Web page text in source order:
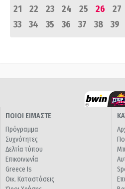
21
22 23 24 25 26 27
33
34 35 36 37 38 39
ΠΟΙΟΙ ΕΙΜΑΣΤΕ
Πρόγραμμα
Συχνότητες
Δελτία τύπου
Επικοινωνία
Greece Is
Οικ. Καταστάσεις